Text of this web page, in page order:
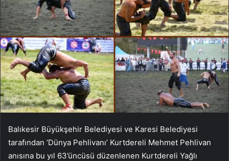
Balıkesir Büyükşehir Belediyesi ve Karesi Belediyesi
tarafından ‘Dünya Pehlivanı’ Kurtdereli Mehmet Pehlivan
anısına bu yıl 63’üncüsü düzenlenen Kurtdereli Yağlı